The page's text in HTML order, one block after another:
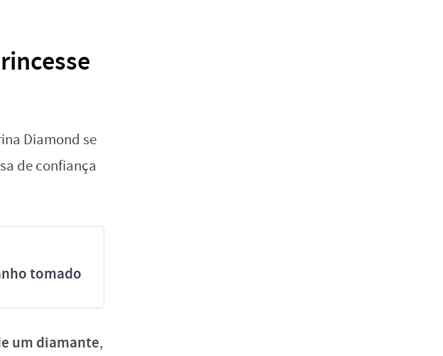
Diamond se
de confiança
tomado
um diamante,